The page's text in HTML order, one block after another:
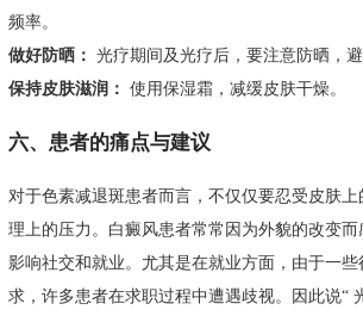
频率。
做好防晒： 光疗期间及光疗后，要注意防晒，避
保持皮肤滋润： 使用保湿霜，减缓皮肤干燥。
六、患者的痛点与建议
对于色素减退斑患者而言，不仅仅要忍受皮肤
理上的压力。白癜风患者常常因为外貌的改变
影响社交和就业。尤其是在就业方面，由于一
求，许多患者在求职过程中遭遇歧视。因此说“